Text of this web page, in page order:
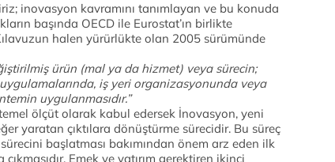
inovasyon kavramını tanımlayan ve bu konuda
başında OECD ile Eurostat’ın birlikte
halen yürürlükte olan 2005 sürümünde
ürün (mal ya da hizmet) veya sürecin;
iş yeri organizasyonunda veya
uygulanmasıdır.”
ölçüt olarak kabul edersek İnovasyon, yeni
yaratan çıktılara dönüştürme sürecidir. Bu süreç
başlatması bakımından önem arz eden ilk
Emek ve yatırım gerektiren ikinci